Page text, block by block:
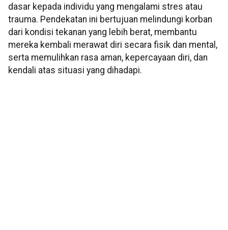
dasar kepada individu yang mengalami stres atau
trauma. Pendekatan ini bertujuan melindungi korban
dari kondisi tekanan yang lebih berat, membantu
mereka kembali merawat diri secara fisik dan mental,
serta memulihkan rasa aman, kepercayaan diri, dan
kendali atas situasi yang dihadapi.